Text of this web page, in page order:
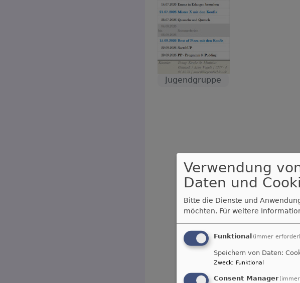
Jugendgruppe
Verwendung
Daten und
Bitte die Dienste und
möchten. Für weitere
Funktional (immer
Speichern von Daten:
Zweck: Funktional
Consent Manager